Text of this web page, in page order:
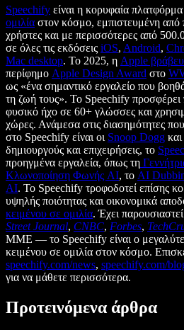
Speechify είναι η κορυφαία πλατφόρμα
ομιλία στον κόσμο, εμπιστευμένη
χρήστες και με περισσότερες από
σε όλες τις εκδόσεις iOS, Android,
Mac desktop. Το 2025, η Apple
περίφημο Apple Design Award στο
ως «ένα σημαντικό εργαλείο που
τη ζωή τους». Το Speechify
φυσικό ήχο σε 60+ γλώσσες και
χώρες. Ανάμεσα στις διασημότητες
στο Speechify είναι οι Snoop Dogg και
δημιουργούς και επιχειρήσεις, το
προηγμένα εργαλεία, όπως τη
Κλωνοποίηση Φωνής AI, το AI
AI. Το Speechify τροφοδοτεί επίσης
υψηλής ποιότητας και οικονομικά
κειμένου σε ομιλία. Έχει
Street Journal, CNBC, Forbes,
ΜΜΕ — το Speechify είναι ο
κειμένου σε ομιλία στον κόσμο.
speechify.com/news, speechify.com/
για να μάθετε περισσότερα.
Προτεινόμενα άρθρα